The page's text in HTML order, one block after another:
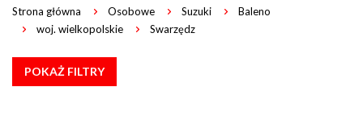
Strona główna Osobowe Suzuki
Baleno
woj. wielkopolskie
Swarzędz
POKAŻ FILTRY